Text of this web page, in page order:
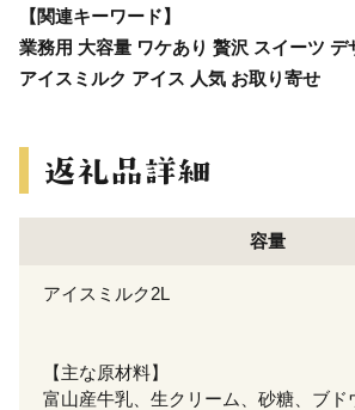
【関連キーワード】
業務用 大容量 ワケあり 贅沢 スイーツ デ
アイスミルク アイス 人気 お取り寄せ
容量
アイスミルク2L
【主な原材料】
富山産牛乳、生クリーム、砂糖、ブド